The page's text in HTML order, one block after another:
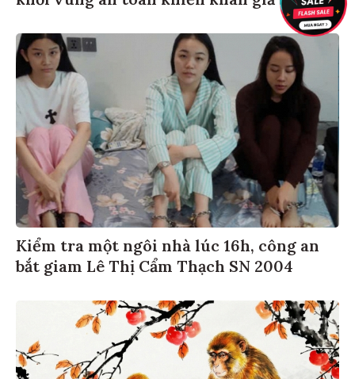
Kiểm tra một ngôi nhà lúc 16h, công an
bắt giam Lê Thị Cẩm Thạch SN 2004